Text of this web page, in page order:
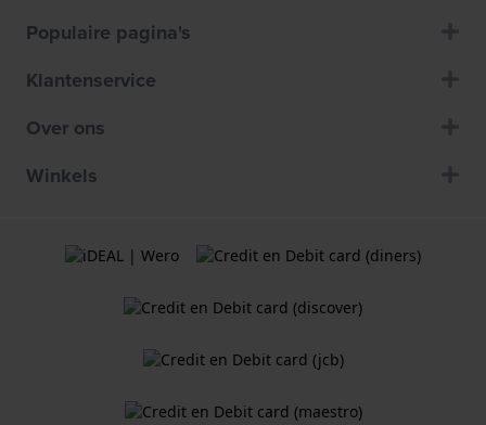
Populaire pagina's
Klantenservice
Over ons
Winkels